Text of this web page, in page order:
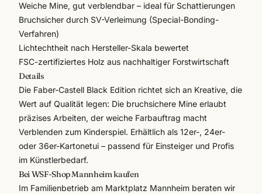
Weiche Mine, gut verblendbar – ideal für Schattierungen
Bruchsicher durch SV-Verleimung (Special-Bonding-
Verfahren)
Lichtechtheit nach Hersteller-Skala bewertet
FSC-zertifiziertes Holz aus nachhaltiger Forstwirtschaft
Details
Die Faber-Castell Black Edition richtet sich an Kreative, die
Wert auf Qualität legen: Die bruchsichere Mine erlaubt
präzises Arbeiten, der weiche Farbauftrag macht
Verblenden zum Kinderspiel. Erhältlich als 12er-, 24er-
oder 36er-Kartonetui – passend für Einsteiger und Profis
im Künstlerbedarf.
Bei WSF-Shop Mannheim kaufen
Im Familienbetrieb am Marktplatz Mannheim beraten wir